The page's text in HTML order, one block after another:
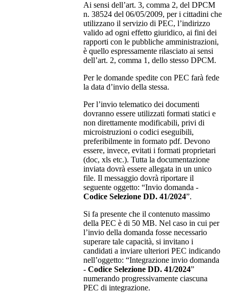
Ai sensi dell’art. 3, comma 2, del DPCM
n. 38524 del 06/05/2009, per i cittadini che
utilizzano il servizio di PEC, l’indirizzo
valido ad ogni effetto giuridico, ai fini dei
rapporti con le pubbliche amministrazioni,
è quello espressamente rilasciato ai sensi
dell’art. 2, comma 1, dello stesso DPCM.
Per le domande spedite con PEC farà fede
la data d’invio della stessa.
Per l’invio telematico dei documenti
dovranno essere utilizzati formati statici e
non direttamente modificabili, privi di
microistruzioni o codici eseguibili,
preferibilmente in formato pdf. Devono
essere, invece, evitati i formati proprietari
(doc, xls etc.). Tutta la documentazione
inviata dovrà essere allegata in un unico
file. Il messaggio dovrà riportare il
seguente oggetto: “Invio domanda -
Codice Selezione DD. 41/2024”.
Si fa presente che il contenuto massimo
della PEC è di 50 MB. Nel caso in cui per
l’invio della domanda fosse necessario
superare tale capacità, si invitano i
candidati a inviare ulteriori PEC indicando
nell’oggetto: “Integrazione invio domanda
- Codice Selezione DD. 41/2024”
numerando progressivamente ciascuna
PEC di integrazione.